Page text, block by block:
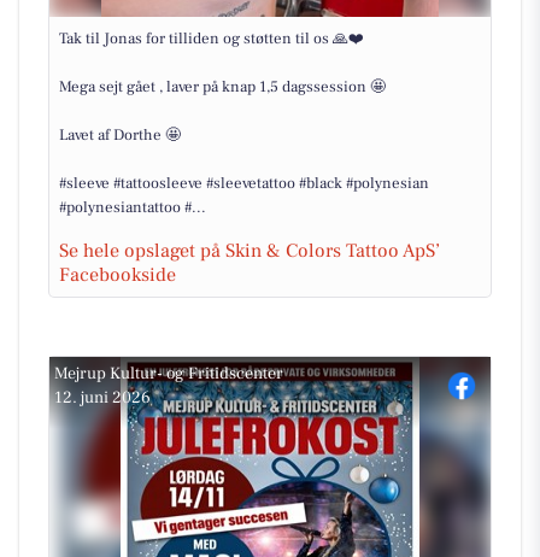
Tak til Jonas for tilliden og støtten til os 🙏❤️
Mega sejt gået , laver på knap 1,5 dagssession 🤩
Lavet af Dorthe 🤩
#sleeve #tattoosleeve #sleevetattoo #black #polynesian
#polynesiantattoo #...
Se hele opslaget på Skin & Colors Tattoo ApS’
Facebookside
Mejrup Kultur- og Fritidscenter
12. juni 2026